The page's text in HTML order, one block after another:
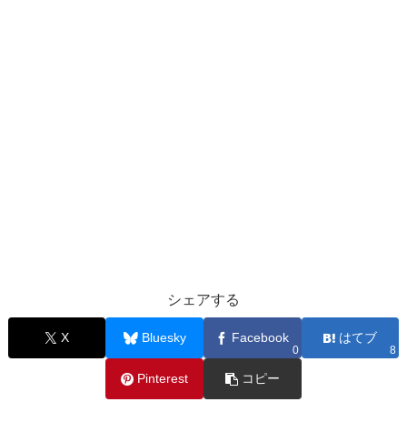
シェアする
X Bluesky Facebook
0
はてブ
8
Pinterest コピー